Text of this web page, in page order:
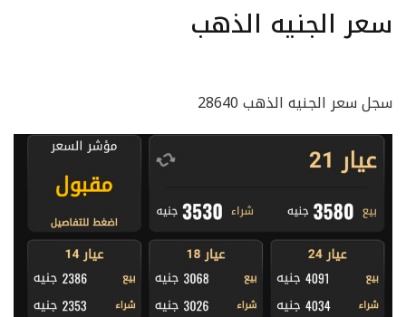
سعر الجنيه الذهب
سجل سعر الجنيه الذهب 28640